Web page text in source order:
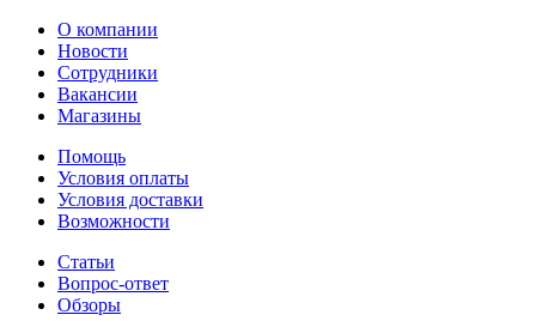
О компании
Новости
Сотрудники
Вакансии
Магазины
Помощь
Условия оплаты
Условия доставки
Возможности
Статьи
Вопрос-ответ
Обзоры